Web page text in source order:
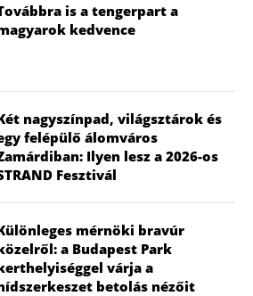
is a tengerpart a
kedvence
nagyszínpad, világsztárok és
felépülő álomváros
Ilyen lesz a 2026-os
Fesztivál
mérnöki bravúr
a Budapest Park
várja a
betolás nézőit